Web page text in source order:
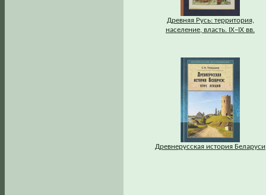
Древняя Русь: территория,
население, власть. IХ–IХ вв.
Древнерусская история Беларуси